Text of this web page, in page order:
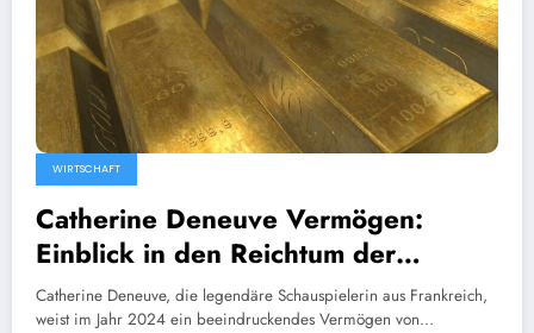
WIRTSCHAFT
Catherine Deneuve Vermögen:
Einblick in den Reichtum der
Filmlegende
Catherine Deneuve, die legendäre Schauspielerin aus Frankreich,
weist im Jahr 2024 ein beeindruckendes Vermögen von…